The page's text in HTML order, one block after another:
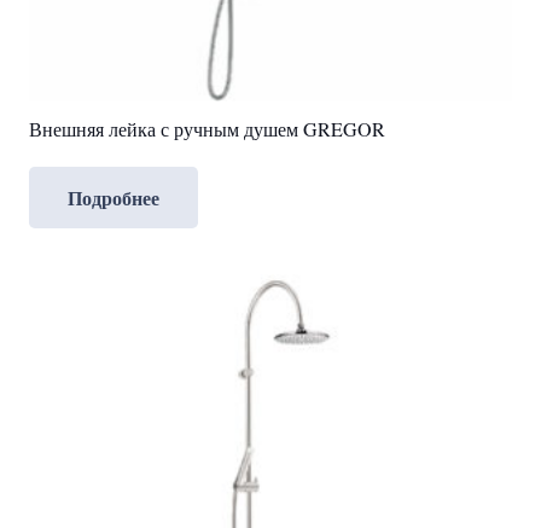
Внешняя лейка с ручным душем GREGOR
Подробнее